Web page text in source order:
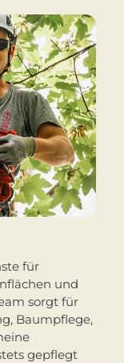
für
und
sorgt für
Baumpflege,
gepflegt